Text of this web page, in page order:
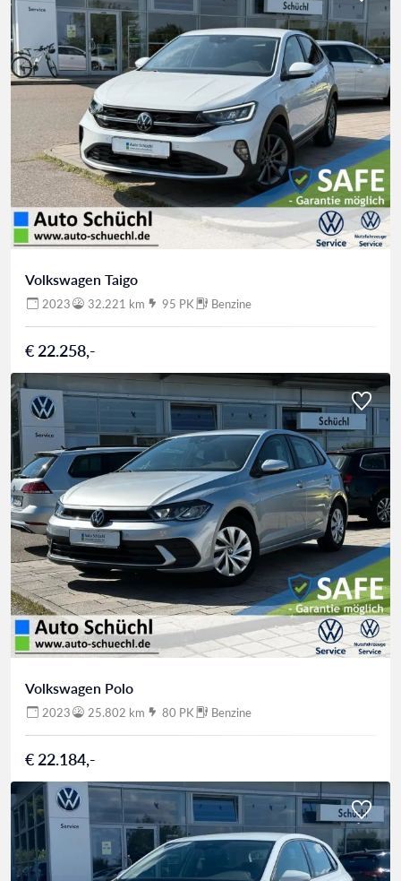
Volkswagen Taigo
2023 32.221 km 95 PK Benzine
€ 22.258,-
Volkswagen Polo
2023 25.802 km 80 PK Benzine
€ 22.184,-